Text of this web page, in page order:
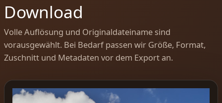
Download
Volle Auflösung und Originaldateiname sind
vorausgewählt. Bei Bedarf passen wir Größe, Format,
Zuschnitt und Metadaten vor dem Export an.